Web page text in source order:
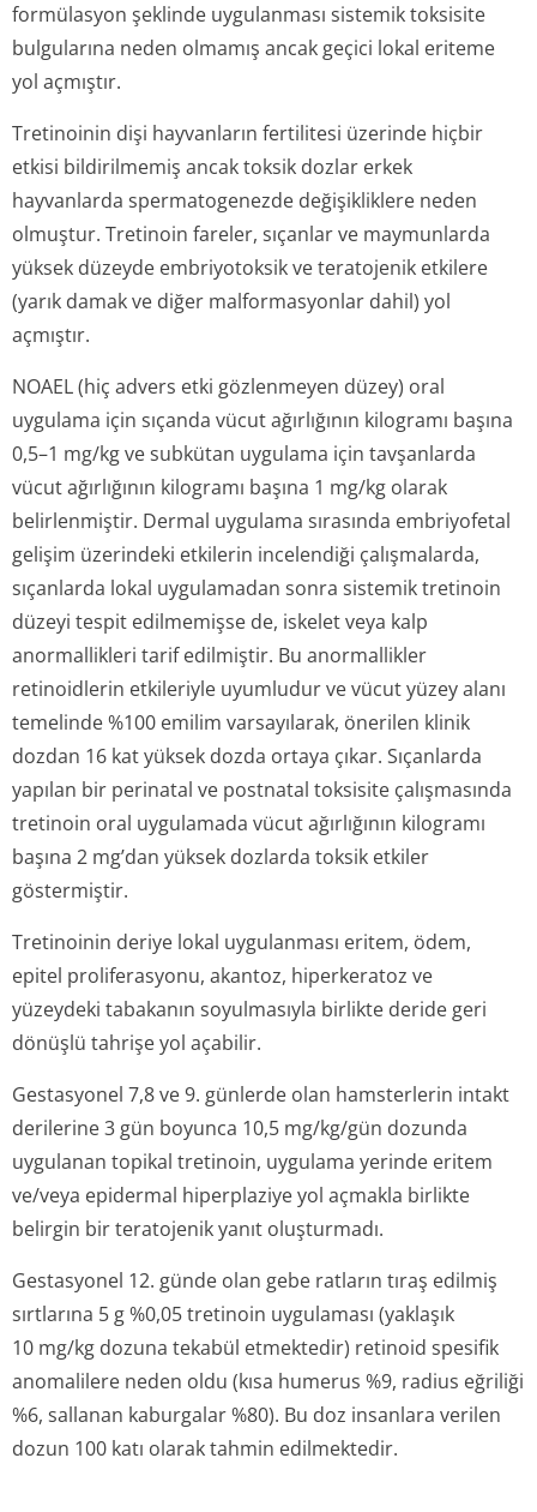
formülasyon şeklinde uygulanması sistemik toksisite
bulgularına neden olmamış ancak geçici lokal eriteme
yol açmıştır.
Tretinoinin dişi hayvanların fertilitesi üzerinde hiçbir
etkisi bildirilmemiş ancak toksik dozlar erkek
hayvanlarda spermatogenezde değişikliklere neden
olmuştur. Tretinoin fareler, sıçanlar ve maymunlarda
yüksek düzeyde embriyotoksik ve teratojenik etkilere
(yarık damak ve diğer malformasyonlar dahil) yol
açmıştır.
NOAEL (hiç advers etki gözlenmeyen düzey) oral
uygulama için sıçanda vücut ağırlığının kilogramı başına
0,5–1 mg/kg ve subkütan uygulama için tavşanlarda
vücut ağırlığının kilogramı başına 1 mg/kg olarak
belirlenmiştir. Dermal uygulama sırasında embriyofetal
gelişim üzerindeki etkilerin incelendiği çalışmalarda,
sıçanlarda lokal uygulamadan sonra sistemik tretinoin
düzeyi tespit edilmemişse de, iskelet veya kalp
anormallikleri tarif edilmiştir. Bu anormallikler
retinoidlerin etkileriyle uyumludur ve vücut yüzey alanı
temelinde %100 emilim varsayılarak, önerilen klinik
dozdan 16 kat yüksek dozda ortaya çıkar. Sıçanlarda
yapılan bir perinatal ve postnatal toksisite çalışmasında
tretinoin oral uygulamada vücut ağırlığının kilogramı
başına 2 mg’dan yüksek dozlarda toksik etkiler
göstermiştir.
Tretinoinin deriye lokal uygulanması eritem, ödem,
epitel proliferasyonu, akantoz, hiperkeratoz ve
yüzeydeki tabakanın soyulmasıyla birlikte deride geri
dönüşlü tahrişe yol açabilir.
Gestasyonel 7,8 ve 9. günlerde olan hamsterlerin intakt
derilerine 3 gün boyunca 10,5 mg/kg/gün dozunda
uygulanan topikal tretinoin, uygulama yerinde eritem
ve/veya epidermal hiperplaziye yol açmakla birlikte
belirgin bir teratojenik yanıt oluşturmadı.
Gestasyonel 12. günde olan gebe ratların tıraş edilmiş
sırtlarına 5 g %0,05 tretinoin uygulaması (yaklaşık
10 mg/kg dozuna tekabül etmektedir) retinoid spesifik
anomalilere neden oldu (kısa humerus %9, radius eğriliği
%6, sallanan kaburgalar %80). Bu doz insanlara verilen
dozun 100 katı olarak tahmin edilmektedir.